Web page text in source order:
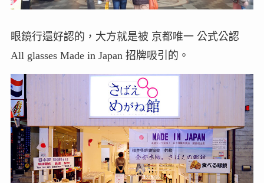
眼鏡行還好認的，大方就是被 京都唯一 公式公認
All glasses Made in Japan 招牌吸引的。